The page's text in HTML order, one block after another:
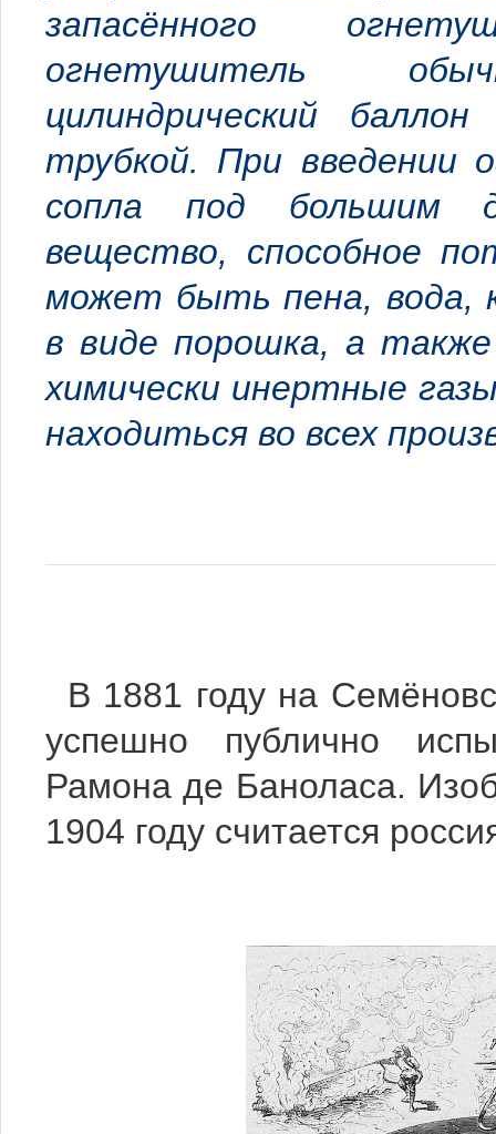
запасённого
огнетушитель
цилиндрический
трубкой. При введении
сопла под большим
вещество, способное
может быть пена, вода,
в виде порошка, а также
химически инертные
находиться во всех
В 1881 году на
успешно публично
Рамона де Баноласа.
1904 году считается